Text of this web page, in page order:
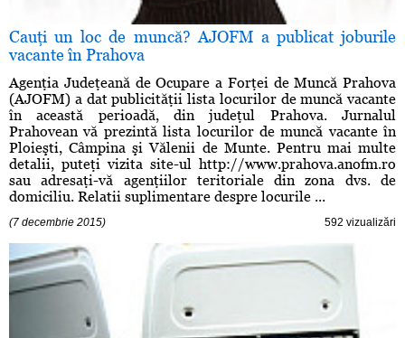
Cauţi un loc de muncă? AJOFM a publicat joburile
vacante în Prahova
Agenţia Judeţeană de Ocupare a Forţei de Muncă Prahova
(AJOFM) a dat publicităţii lista locurilor de muncă vacante
în această perioadă, din judeţul Prahova. Jurnalul
Prahovean vă prezintă lista locurilor de muncă vacante în
Ploieşti, Câmpina şi Vălenii de Munte. Pentru mai multe
detalii, puteţi vizita site-ul http://www.prahova.anofm.ro
sau adresaţi-vă agenţiilor teritoriale din zona dvs. de
domiciliu. Relatii suplimentare despre locurile ...
(7 decembrie 2015) 592 vizualizări